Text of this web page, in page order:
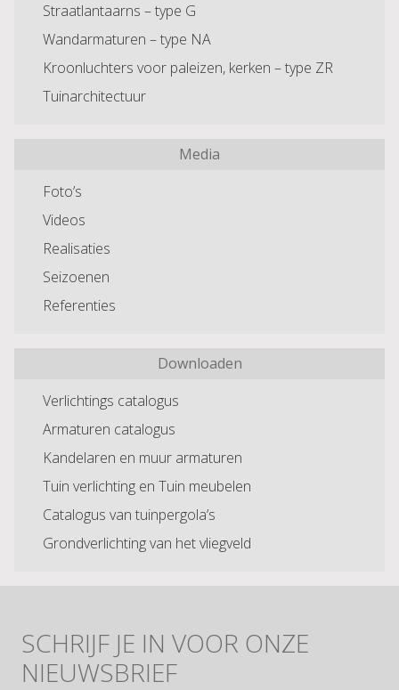
Straatlantaarns – type G
Wandarmaturen – type NA
Kroonluchters voor paleizen, kerken – type ZR
Tuinarchitectuur
Media
Foto’s
Videos
Realisaties
Seizoenen
Referenties
Downloaden
Verlichtings catalogus
Armaturen catalogus
Kandelaren en muur armaturen
Tuin verlichting en Tuin meubelen
Catalogus van tuinpergola’s
Grondverlichting van het vliegveld
SCHRIJF JE IN VOOR ONZE
NIEUWSBRIEF